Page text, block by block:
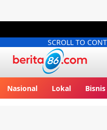
SCROLL TO
Nasional Lokal Bisnis